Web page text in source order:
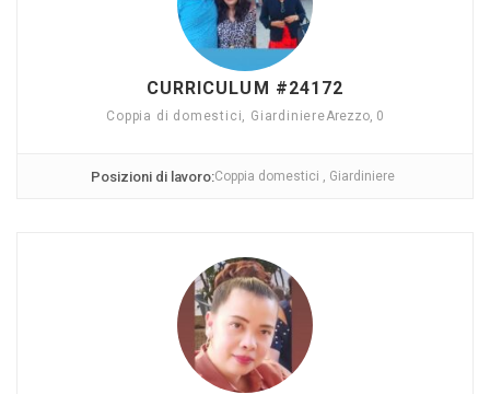
CURRICULUM #24172
Coppia di domestici, GiardiniereArezzo, 0
Posizioni di lavoro:Coppia domestici , Giardiniere